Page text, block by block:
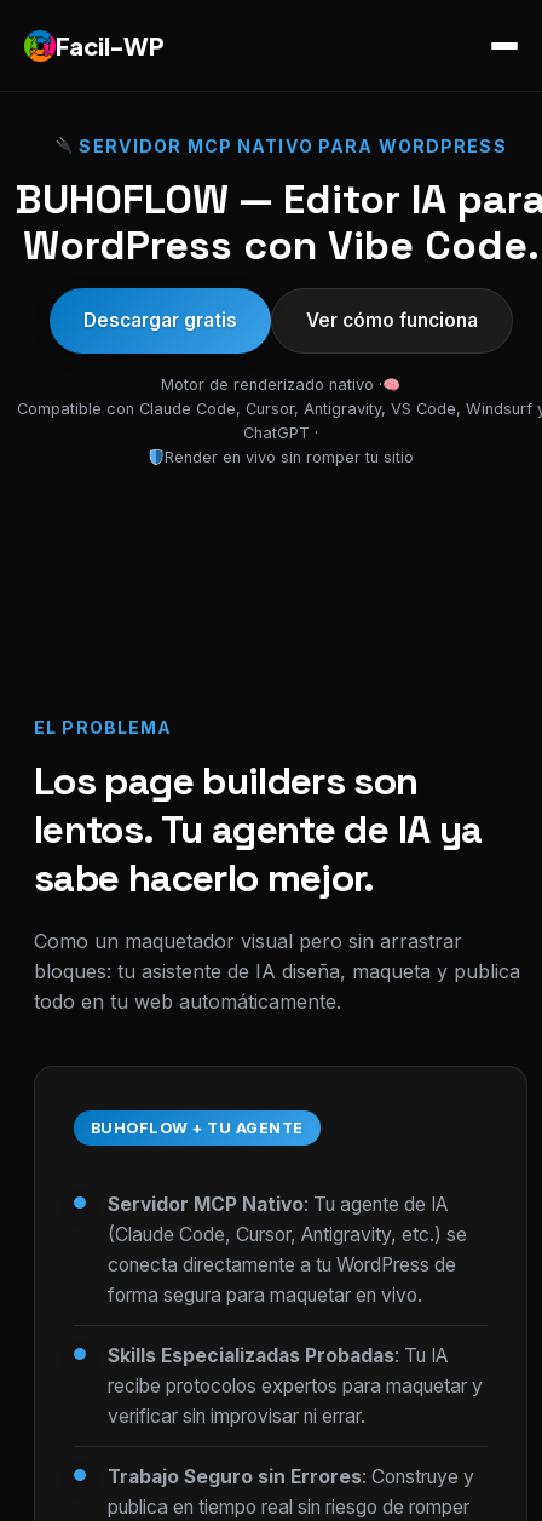
Facil-WP
SERVIDOR MCP NATIVO PARA WORDPRESS
BUHOFLOW — Editor IA
WordPress con Vibe Code.
Descargar gratis Ver cómo funciona
Motor de renderizado nativo ·
Compatible con Claude Code, Cursor, Antigravity, VS Code, Windsurf
ChatGPT ·
Render en vivo sin romper tu sitio
EL PROBLEMA
Los page builders son
lentos. Tu agente de IA ya
sabe hacerlo mejor.
Como un maquetador visual pero sin arrastrar
bloques: tu asistente de IA diseña, maqueta y publica
todo en tu web automáticamente.
BUHOFLOW + TU AGENTE
Servidor MCP Nativo: Tu agente de IA
(Claude Code, Cursor, Antigravity, etc.) se
conecta directamente a tu WordPress de
forma segura para maquetar en vivo.
Skills Especializadas Probadas: Tu IA
recibe protocolos expertos para maquetar y
verificar sin improvisar ni errar.
Trabajo Seguro sin Errores: Construye y
publica en tiempo real sin riesgo de romper